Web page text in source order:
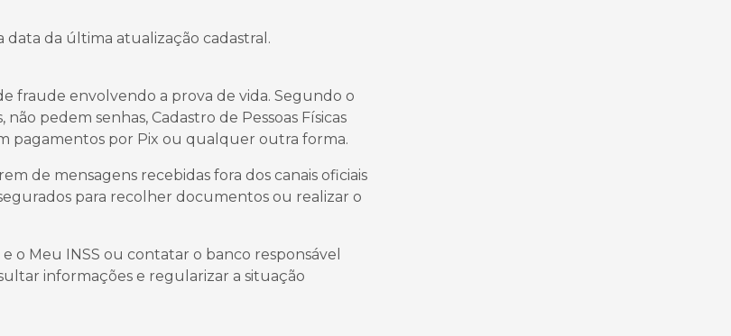
data da última atualização cadastral.
fraude envolvendo a prova de vida. Segundo o
pedem senhas, Cadastro de Pessoas Físicas
pagamentos por Pix ou qualquer outra forma.
de mensagens recebidas fora dos canais oficiais
para recolher documentos ou realizar o
o Meu INSS ou contatar o banco responsável
informações e regularizar a situação